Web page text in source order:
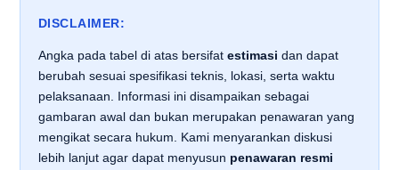
DISCLAIMER:
Angka pada tabel di atas bersifat estimasi dan dapat
berubah sesuai spesifikasi teknis, lokasi, serta waktu
pelaksanaan. Informasi ini disampaikan sebagai
gambaran awal dan bukan merupakan penawaran yang
mengikat secara hukum. Kami menyarankan diskusi
lebih lanjut agar dapat menyusun penawaran resmi